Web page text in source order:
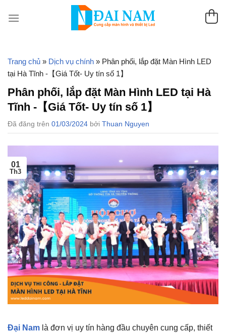
đến
Trang chủ » Dịch vụ chính » Phân phối, lắp đặt Màn Hình LED
tại Hà Tĩnh -【Giá Tốt- Uy tín số 1】
Phân phối, lắp đặt Màn Hình LED tại Hà
Tĩnh -【Giá Tốt- Uy tín số 1】
Đã đăng trên 01/03/2024 bởi Thuan Nguyen
01
Th3
Đại Nam là đơn vị uy tín hàng đầu chuyên cung cấp, thiết